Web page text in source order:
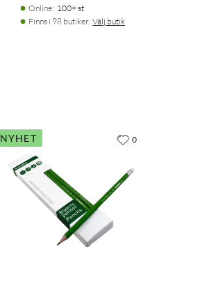
Online: 100+ st
Finns i 98 butiker. Välj butik
NYHET 0